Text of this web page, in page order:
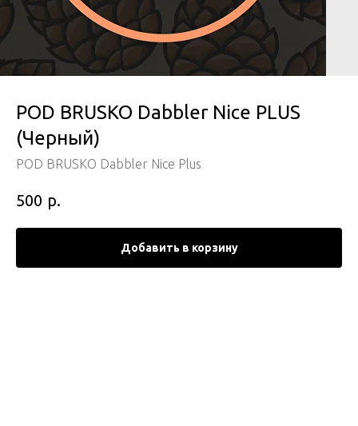
POD BRUSKO Dabbler Nice PLUS
(Черный)
POD BRUSKO Dabbler Nice Plus
500 р.
Добавить в корзину